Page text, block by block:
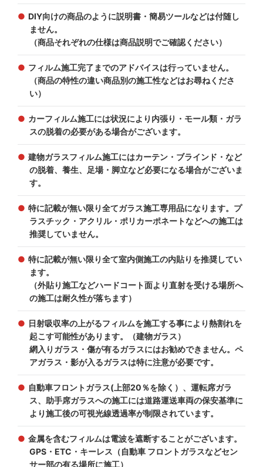
DIY向けの商品のように説明書・簡易ツールなどは付随し
ません。
（商品それぞれの仕様は商品説明でご確認ください）
フィルム施工完了までのアドバイスは行っていません。
（商品の特性の違い商品別の施工性などはお尋ねくださ
い）
カーフィルム施工には状況により内張り・モール類・ガラ
スの脱着の必要がある場合がございます。
建物ガラスフィルム施工にはカーテン・ブラインド・など
の脱着、養生、足場・脚立など必要になる場合がございま
す。
特に記載が無い限り全てガラス施工専用品になります。プ
ラスチック・アクリル・ポリカーポネートなどへの施工は
推奨していません。
特に記載が無い限り全て室内側施工の内貼りを推奨してい
ます。
（外貼り施工などハードコート面より直射を受ける場所へ
の施工は耐久性が落ちます）
日射吸収率の上がるフィルムを施工する事により熱割れを
起こす可能性があります。（建物ガラス）
網入りガラス・傷が有るガラスにはお勧めできません。ペ
アガラス・影が入るガラスは特に注意が必要です。
自動車フロントガラス(上部20％を除く）、運転席ガラ
ス、助手席ガラスへの施工には道路運送車両の保安基準に
より施工後の可視光線透過率が制限されています。
金属を含むフィルムは電波を遮断することがございます。
GPS・ETC・キーレス（自動車 フロントガラスなどセン
サー部の有る場所に施工）